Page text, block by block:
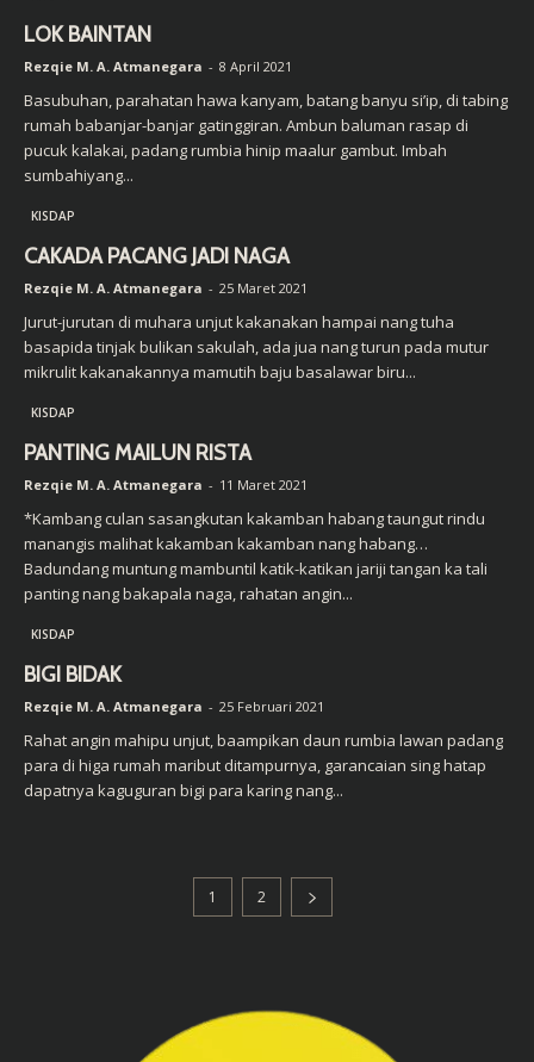
LOK BAINTAN
Rezqie M. A. Atmanegara - 8 April 2021
Basubuhan, parahatan hawa kanyam, batang banyu si’ip, di tabing
rumah babanjar-banjar gatinggiran. Ambun baluman rasap di
pucuk kalakai, padang rumbia hinip maalur gambut. Imbah
sumbahiyang...
KISDAP
CAKADA PACANG JADI NAGA
Rezqie M. A. Atmanegara - 25 Maret 2021
Jurut-jurutan di muhara unjut kakanakan hampai nang tuha
basapida tinjak bulikan sakulah, ada jua nang turun pada mutur
mikrulit kakanakannya mamutih baju basalawar biru...
KISDAP
PANTING MAILUN RISTA
Rezqie M. A. Atmanegara - 11 Maret 2021
*Kambang culan sasangkutan kakamban habang taungut rindu
manangis malihat kakamban kakamban nang habang…
Badundang muntung mambuntil katik-katikan jariji tangan ka tali
panting nang bakapala naga, rahatan angin...
KISDAP
BIGI BIDAK
Rezqie M. A. Atmanegara - 25 Februari 2021
Rahat angin mahipu unjut, baampikan daun rumbia lawan padang
para di higa rumah maribut ditampurnya, garancaian sing hatap
dapatnya kaguguran bigi para karing nang...
1 2